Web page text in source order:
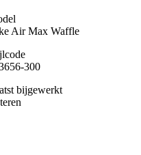
Air Max Waffle
300
bijgewerkt